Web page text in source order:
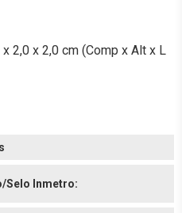
2,0 x 2,0 cm (Comp x Alt x L
Selo Inmetro: